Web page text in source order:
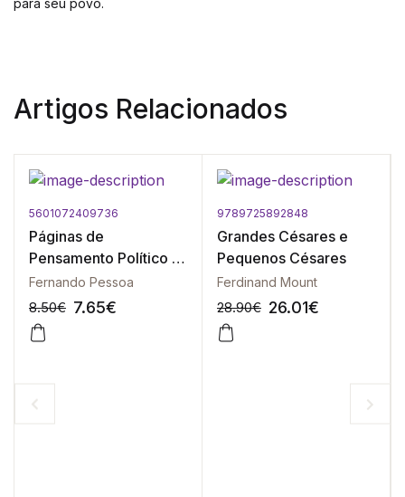
para seu povo.
Artigos Relacionados
5601072409736
Páginas de
Pensamento Político -
Vol. I ( 1910-1919 )
Fernando Pessoa
8.50€ 7.65€
-10%
9789725892848
Grandes Césares e
Pequenos Césares
Ferdinand Mount
28.90€ 26.01€